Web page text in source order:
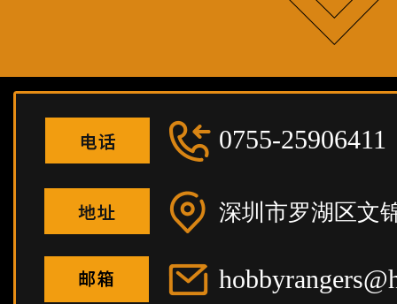
0755-25906411
深圳市罗湖区文